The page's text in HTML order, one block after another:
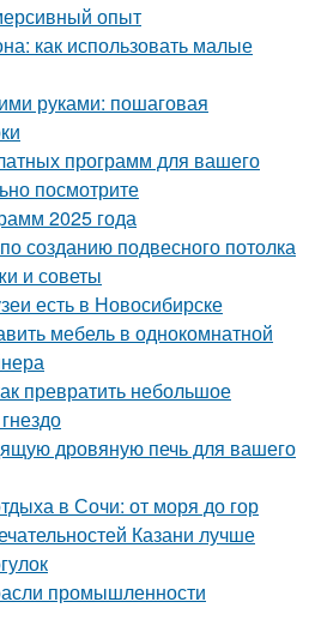
опыт
как использовать малые
руками: пошаговая
программ для вашего
посмотрите
2025 года
созданию подвесного потолка
и советы
есть в Новосибирске
мебель в однокомнатной
превратить небольшое
дровяную печь для вашего
в Сочи: от моря до гор
Казани лучше
промышленности